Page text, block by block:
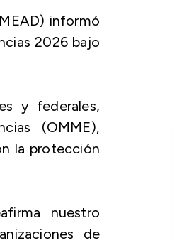
informó
2026 bajo
y federales,
(OMME),
la protección
nuestro
de